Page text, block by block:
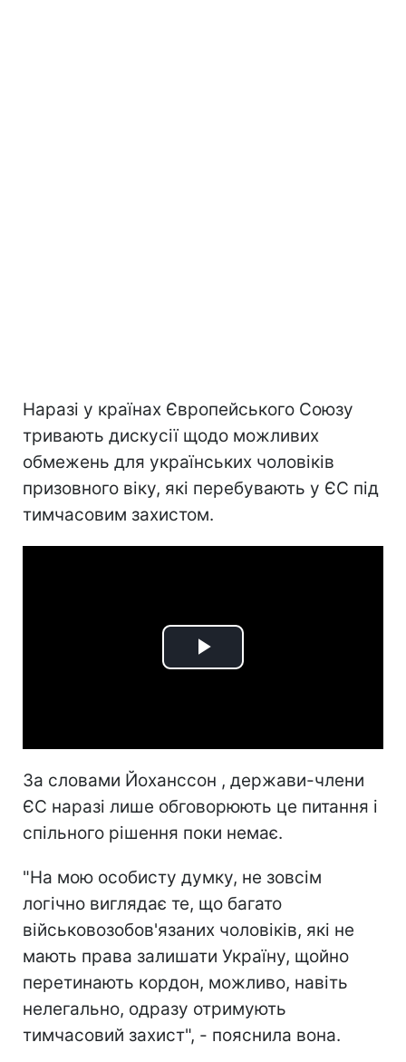
Наразі у країнах Європейського Союзу
тривають дискусії щодо можливих
обмежень для українських чоловіків
призовного віку, які перебувають у ЄС під
тимчасовим захистом.
Play
За словами Йоханссон , держави-члени
ЄС наразі лише обговорюють це питання і
спільного рішення поки немає.
"На мою особисту думку, не зовсім
логічно виглядає те, що багато
військовозобов'язаних чоловіків, які не
мають права залишати Україну, щойно
перетинають кордон, можливо, навіть
нелегально, одразу отримують
тимчасовий захист", - пояснила вона.